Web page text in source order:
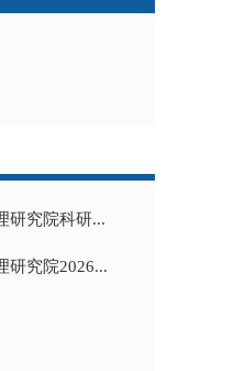
研究院科研...
研究院2026...